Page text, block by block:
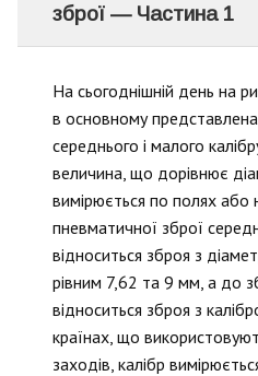
зброї — Частина 1
На сьогоднішній день на
в основному
середнього і малого
величина, що дорівнює
вимірюється по полях або
пневматичної зброї
відноситься зброя з
рівним 7,62 та 9 мм, а до
відноситься зброя з
країнах, що
заходів, калібр